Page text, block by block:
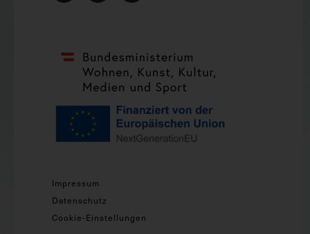
Impressum
Datenschutz
Cookie-Einstellungen